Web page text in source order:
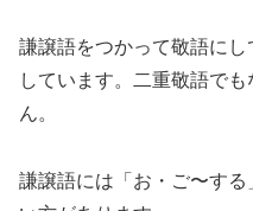
謙譲語をつかって敬語に
しています。二重敬語で
ん。
謙譲語には「お・ご〜す